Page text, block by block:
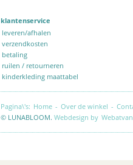
klantenservice
leveren/afhalen
verzendkosten
betaling
ruilen / retourneren
kinderkleding maattabel
Pagina\'s: Home - Over de winkel -
© LUNABLOOM. Webdesign by